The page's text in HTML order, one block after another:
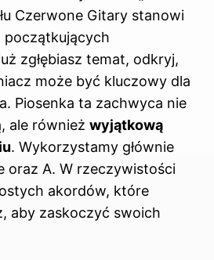
Czerwone Gitary stanowi
początkujących
zgłębiasz temat, odkryj,
może być kluczowy dla
. Piosenka ta zachwyca nie
ale również wyjątkową
. Wykorzystamy głównie
oraz A. W rzeczywistości
akordów, które
aby zaskoczyć swoich